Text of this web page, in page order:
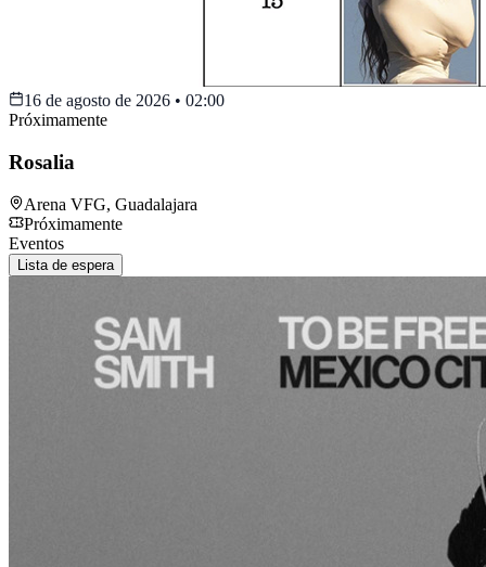
16 de agosto de 2026 • 02:00
Próximamente
Rosalia
Arena VFG, Guadalajara
Próximamente
Eventos
Lista de espera